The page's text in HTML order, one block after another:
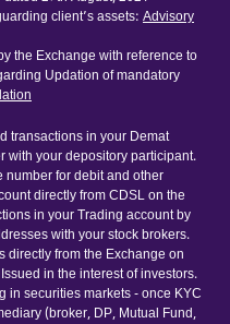
client’s assets: Advisory
the Exchange with reference to
Updation of mandatory
transactions in your Demat
with your depository participant.
number for debit and other
directly from CDSL on the
in your Trading account by
with your stock brokers.
directly from the Exchange on
in the interest of investors.
in securities markets - once KYC
(broker, DP, Mutual Fund,